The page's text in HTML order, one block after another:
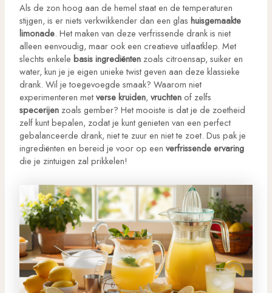
Als de zon hoog aan de hemel staat en de temperaturen
stijgen, is er niets verkwikkender dan een glas huisgemaakte
limonade. Het maken van deze verfrissende drank is niet
alleen eenvoudig, maar ook een creatieve uitlaatklep. Met
slechts enkele basis ingrediëntenzoals citroensap, suiker en
water, kun je je eigen unieke twist geven aan deze klassieke
drank. Wil je toegevoegde smaak? Waarom niet
experimenteren metverse kruiden, vruchtenof zelfs
specerijenzoals gember? Het mooiste is dat je de zoetheid
zelf kunt bepalen, zodat je kunt genieten van een perfect
gebalanceerde drank, niet te zuur en niet te zoet. Dus pak je
ingrediënten en bereid je voor op een verfrissende ervaring
die je zintuigen zal prikkelen!